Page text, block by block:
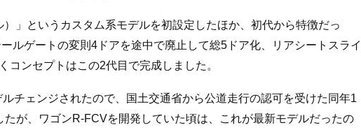
）」というカスタム系モデルを初設定したほか、初代から特徴だっ
ルゲートの変則4ドアを途中で廃止して総5ドア化、リアシートスライ
コンセプトはこの2代目で完成しました。
チェンジされたので、国土交通省から公道走行の認可を受けた同年1
が、ワゴンR-FCVを開発していた頃は、これが最新モデルだったの